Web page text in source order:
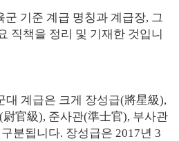
군 기준 계급 명칭과 계급장, 그
직책을 정리 및 기재한 것입니
대 계급은 크게 장성급(將星級),
官級), 준사관(準士官), 부사관
분됩니다. 장성급은 2017년 3